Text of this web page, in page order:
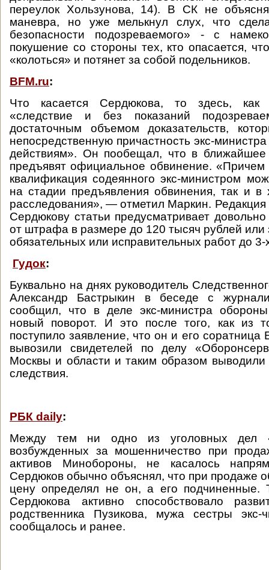
переулок Хользунова, 14). В СК не
маневра, но уже мелькнул слух, что
безопасности подозреваемого» - с
покушение со стороны тех, кто опасается,
«колоться» и потянет за собой подельников.
BFM.ru:
Что касается Сердюкова, то здесь, как
«следствие и без показаний
достаточным объемом доказательств,
непосредственную причастность экс-
действиям». Он пообещал, что в
предъявят официальное обвинение. «Причем
квалификация содеянного экс-министром
на стадии предъявления обвинения, так и в
расследования», — отметил Маркин.
Сердюкову статьи предусматривает довольно
от штрафа в размере до 120 тысяч рублей или
обязательных или исправительных работ до
Гудок:
Буквально на днях руководитель
Александр Бастрыкин в беседе с
сообщил, что в деле экс-министра
новый поворот. И это после того, как из
поступило заявление, что он и его соратница
вывозили свидетелей по делу
Москвы и области и таким образом выводили
следствия.
РБК daily:
Между тем ни одно из уголовных дел
возбужденных за мошенничество при
активов Минобороны, не касалось
Сердюков обычно объяснял, что при продаже
цену определял не он, а его подчиненные.
Сердюкова активно способствовало
родственника Пузикова, мужа сестры экс-
сообщалось и ранее.